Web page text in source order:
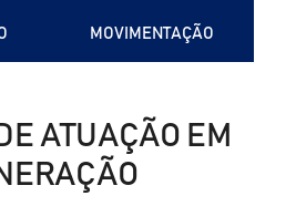
MOVIMENTAÇÃO
ATUAÇÃO EM